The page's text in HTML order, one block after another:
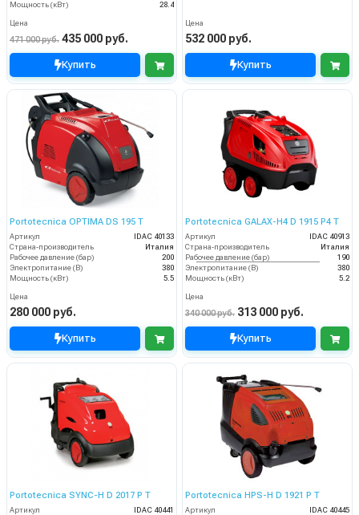
Мощность (кВт)
28.4
Цена
471 000 руб. 435 000 руб.
Купить
Цена
532 000 руб.
Купить
Portotecnica OPTIMA DS 195 T
Артикул
IDAC 40133
Страна-производитель
Италия
Рабочее давление (бар)
200
Электропитание (В)
380
Мощность (кВт)
5.5
Цена
280 000 руб.
Купить
Portotecnica GALAX-H4 D 1915 P4 T
Артикул
IDAC 40913
Страна-производитель
Италия
Рабочее давление (бар)
190
Электропитание (В)
380
Мощность (кВт)
5.2
Цена
340 000 руб. 313 000 руб.
Купить
Portotecnica SYNC-H D 2017 P T
Артикул
IDAC 40441
Portotecnica HPS-H D 1921 P T
Артикул
IDAC 40445